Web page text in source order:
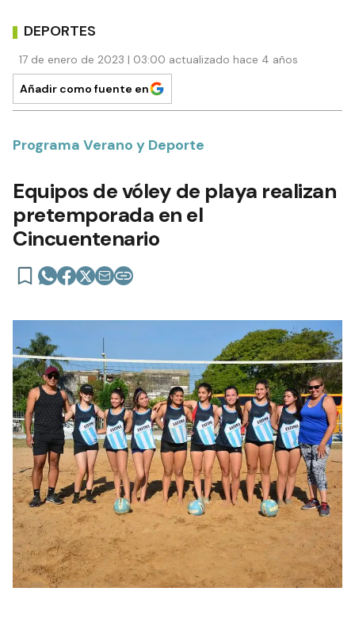
DEPORTES
17 de enero de 2023 | 03:00 actualizado hace 4 años
Añadir como fuente en
Programa Verano y Deporte
Equipos de vóley de playa realizan
pretemporada en el
Cincuentenario